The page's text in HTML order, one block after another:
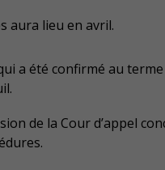
aura lieu en avril.
a été confirmé au
de la Cour d’appel